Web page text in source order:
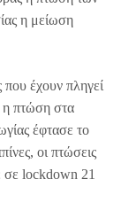
η μείωση
που έχουν πληγεί
η πτώση στα
έφτασε το
οι πτώσεις
σε lockdown 21